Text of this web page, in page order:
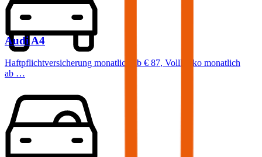
Audi A4
Haftpflichtversicherung monatlich ab € 87, Vollkasko monatlich
ab …